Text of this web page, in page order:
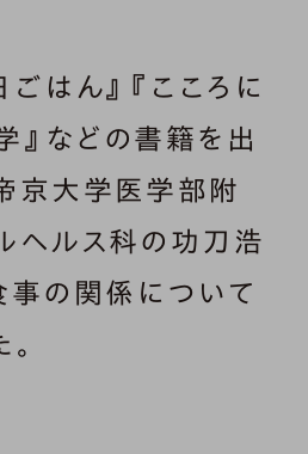
ごはん』『こころに
』などの書籍を出
京大学医学部附
ヘルス科の功刀浩
事の関係について